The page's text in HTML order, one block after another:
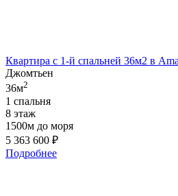
Квартира с 1-й спальней 36м2 в
Джомтьен
36м2
1 спальня
8 этаж
1500м до моря
5 363 600 ₽
Подробнее